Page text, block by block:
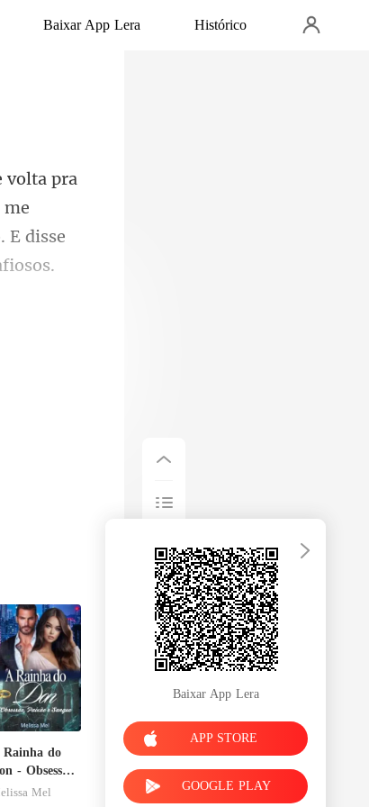
Baixar App Lera Histórico
me
Rainha do
- Obsessão,
eMel
Baixar App Lera
APP STORE
GOOGLE PLAY